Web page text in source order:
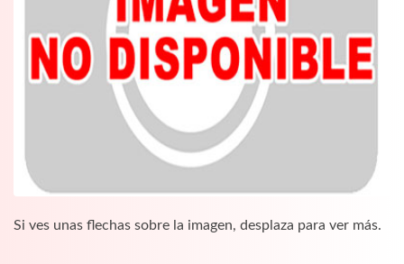
Si ves unas flechas sobre la imagen, desplaza para ver más.